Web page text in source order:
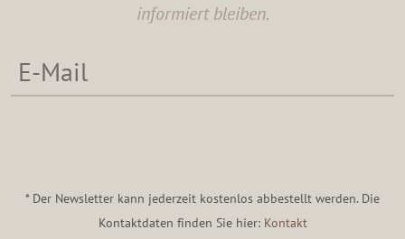
informiert bleiben.
* Der Newsletter kann jederzeit kostenlos abbestellt werden. Die
Kontaktdaten finden Sie hier: Kontakt